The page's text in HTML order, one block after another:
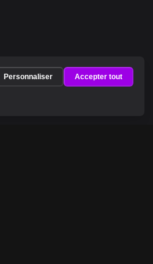
Personnaliser Accepter tout